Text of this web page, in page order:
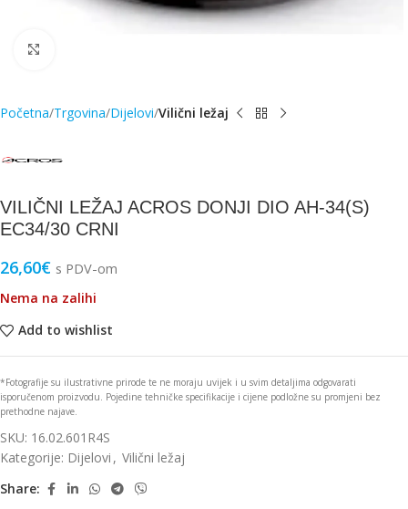
Početna Trgovina Dijelovi Vilični ležaj
VILIČNI LEŽAJ ACROS DONJI DIO AH-34(S)
EC34/30 CRNI
26,60€ s PDV-om
Nema na zalihi
Add to wishlist
*Fotografije su ilustrativne prirode te ne moraju uvijek i u svim detaljima odgovarati
isporučenom proizvodu. Pojedine tehničke specifikacije i cijene podložne su promjeni bez
prethodne najave.
SKU: 16.02.601R4S
Kategorije: Dijelovi , Vilični ležaj
Share: